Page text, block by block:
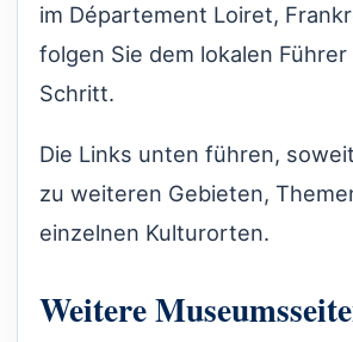
im Département Loiret,
folgen Sie dem lokalen
Schritt.
Die Links unten führen,
zu weiteren Gebieten,
einzelnen Kulturorten.
Weitere